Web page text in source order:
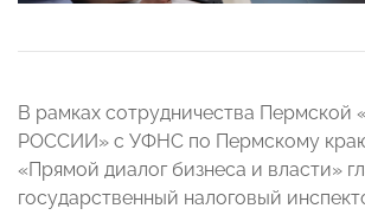
В рамках сотрудничества Пермской
РОССИИ» с УФНС по Пермскому
«Прямой диалог бизнеса и власти»
государственный налоговый